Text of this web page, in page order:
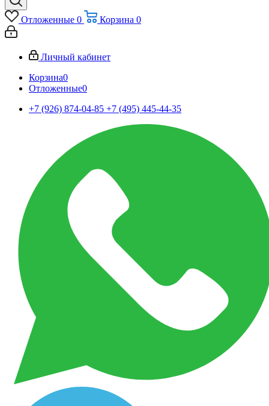
Отложенные 0 Корзина 0
Личный кабинет
Корзина0
Отложенные0
+7 (926) 874-04-85 +7 (495) 445-44-35